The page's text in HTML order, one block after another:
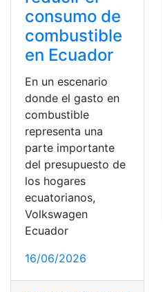
consumo de
combustible
en Ecuador
En un escenario
donde el gasto en
combustible
representa una
parte importante
del presupuesto de
los hogares
ecuatorianos,
Volkswagen
Ecuador
16/06/2026